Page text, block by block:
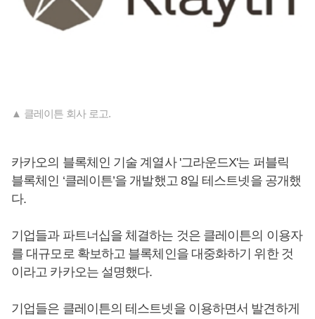
▲ 클레이튼 회사 로고.
카카오의 블록체인 기술 계열사 '그라운드X'는 퍼블릭
블록체인 ‘클레이튼’을 개발했고 8일 테스트넷을 공개했
다.
기업들과 파트너십을 체결하는 것은 클레이튼의 이용자
를 대규모로 확보하고 블록체인을 대중화하기 위한 것
이라고 카카오는 설명했다.
기업들은 클레이튼의 테스트넷을 이용하면서 발견하게